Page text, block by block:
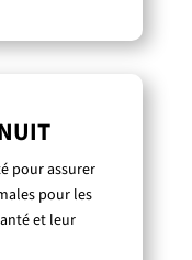
pour assurer
pour les
et leur